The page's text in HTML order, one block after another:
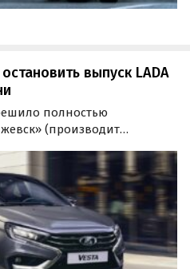
выпуск LADA
полностью
(производит
инсайдерский паблик
несколько независимых